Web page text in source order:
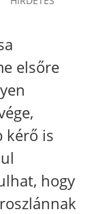
elsőre
kérő is
hogy